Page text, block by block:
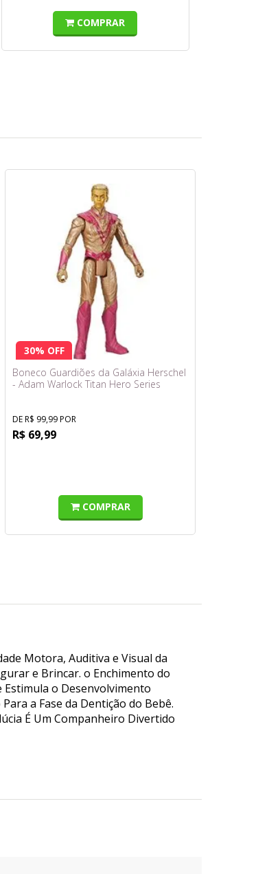
COMPRAR
30% OFF
Boneco Guardiões da Galáxia Herschel
- Adam Warlock Titan Hero Series
DE R$ 99,99 POR
R$ 69,99
COMPRAR
Motora, Auditiva e Visual da
e Brincar. o Enchimento do
Estimula o Desenvolvimento
a Fase da Dentição do Bebê.
É Um Companheiro Divertido